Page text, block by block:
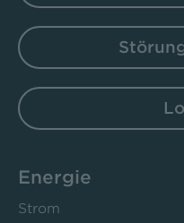
Energie
Strom